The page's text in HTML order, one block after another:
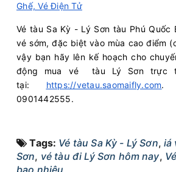
Ghế, Vé Điện Tử
Vé tàu Sa Kỳ - Lý Sơn tàu Phú Quốc
vé sớm, đặc biệt vào mùa cao điểm
vậy bạn hãy lên kế hoạch cho
động mua vé tàu Lý Sơn trực
tại: https://vetau.saomaifly.com.
0901442555.
Tags: Vé tàu Sa Kỳ - Lý Sơn,iá
Sơn, vé tàu đi Lý Sơn hôm nay,